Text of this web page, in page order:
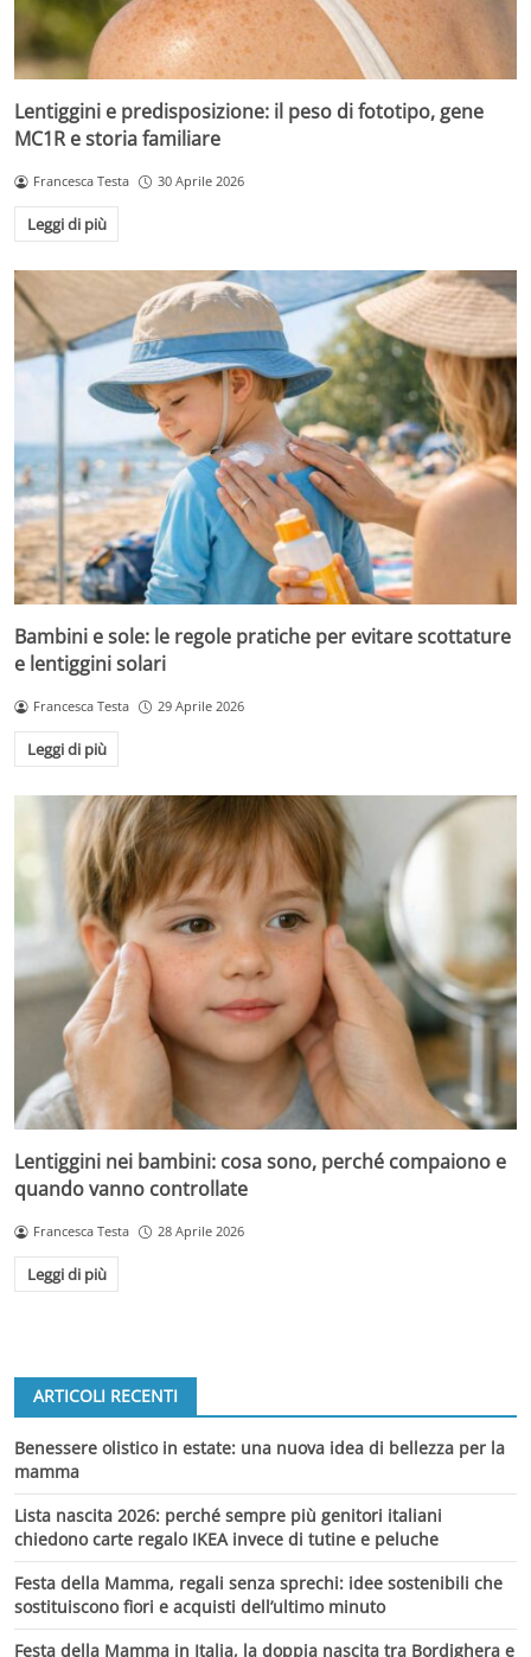
Lentiggini e predisposizione: il peso di fototipo, gene
MC1R e storia familiare
Francesca Testa 30 Aprile 2026
Leggi di più
Bambini e sole: le regole pratiche per evitare scottature
e lentiggini solari
Francesca Testa 29 Aprile 2026
Leggi di più
Lentiggini nei bambini: cosa sono, perché compaiono e
quando vanno controllate
Francesca Testa 28 Aprile 2026
Leggi di più
ARTICOLI RECENTI
Benessere olistico in estate: una nuova idea di bellezza per la
mamma
Lista nascita 2026: perché sempre più genitori italiani
chiedono carte regalo IKEA invece di tutine e peluche
Festa della Mamma, regali senza sprechi: idee sostenibili che
sostituiscono fiori e acquisti dell’ultimo minuto
Festa della Mamma in Italia, la doppia nascita tra Bordighera e